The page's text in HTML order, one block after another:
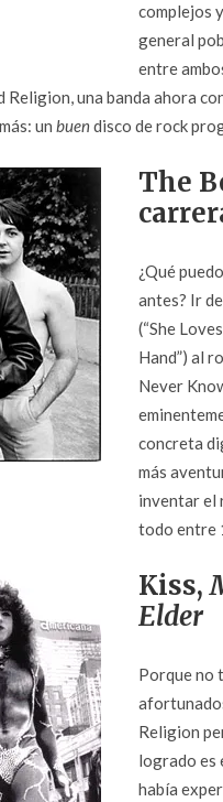
complejos
general
entre
una banda ahora
un buendisco de rock
The
¿Qué
antes? Ir
(“She
Hand”) al
Never
concreta
más
inventar el
todo entre
Kiss,
Elder
Porque no
Religion
logrado es
había